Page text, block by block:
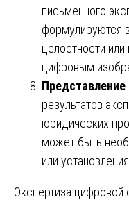
письменного
формулируются
целостности
цифровым
Представление
результатов
юридических
может быть
или
Экспертиза цифровой